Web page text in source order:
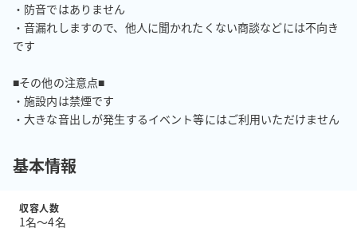
・防音ではありません
・音漏れしますので、他人に聞かれたくない商談などには不向き
です
■その他の注意点■
・施設内は禁煙です
・大きな音出しが発生するイベント等にはご利用いただけません
基本情報
収容人数
1名〜4名